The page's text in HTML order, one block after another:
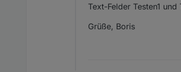
Text-Felder Testen1
Grüße, Boris